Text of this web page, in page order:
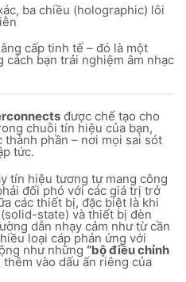
ba chiều (holographic) lôi
cấp tinh tế – đó là một
cách bạn trải nghiệm âm nhạc
được chế tạo cho
chuỗi tín hiệu của bạn,
phần – nơi mọi sai sót
tức.
tín hiệu tương tự mang công
đối phó với các giá trị trở
các thiết bị, đặc biệt là khi
state) và thiết bị đèn
dẫn nhạy cảm như từ cần
loại cáp phản ứng với
như những “bộ điều chỉnh
thêm vào dấu ấn riêng của